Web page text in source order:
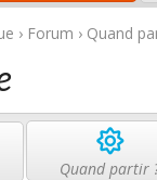
› Forum › Quand
Quand partir